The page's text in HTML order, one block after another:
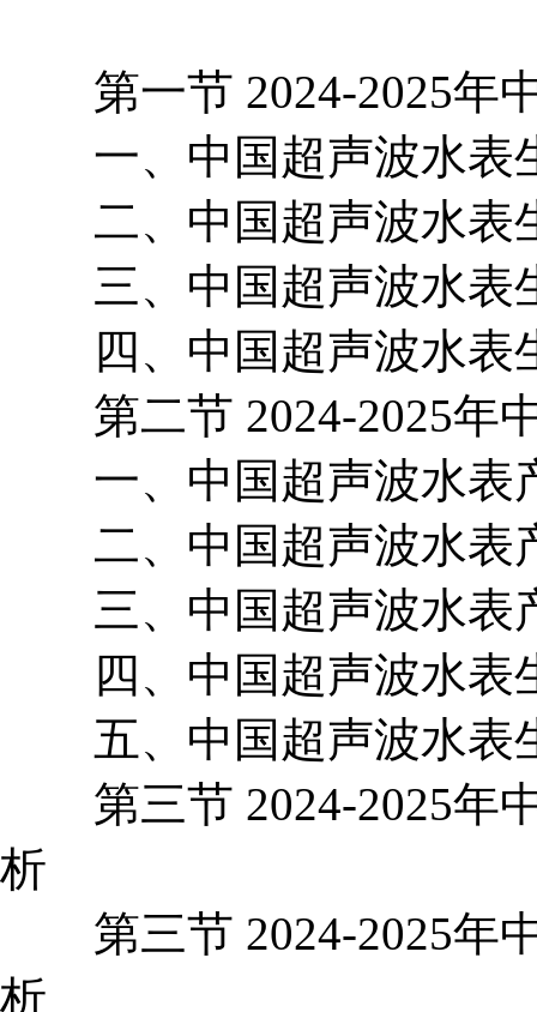
第一节 2024-2025年
一、中国超声波水表
二、中国超声波水表
三、中国超声波水表
四、中国超声波水表
第二节 2024-2025年
一、中国超声波水表
二、中国超声波水表
三、中国超声波水表
四、中国超声波水表
五、中国超声波水表
第三节 2024-2025年
析
第三节 2024-2025年
析